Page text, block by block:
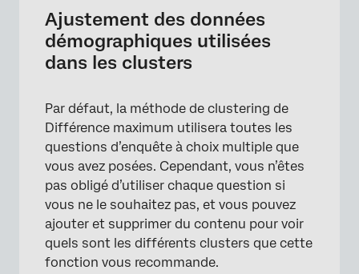
×
Ajustement des données
démographiques utilisées
dans les clusters
Par défaut, la méthode de clustering de
Différence maximum utilisera toutes les
questions d’enquête à choix multiple que
vous avez posées. Cependant, vous n’êtes
pas obligé d’utiliser chaque question si
vous ne le souhaitez pas, et vous pouvez
ajouter et supprimer du contenu pour voir
quels sont les différents clusters que cette
fonction vous recommande.